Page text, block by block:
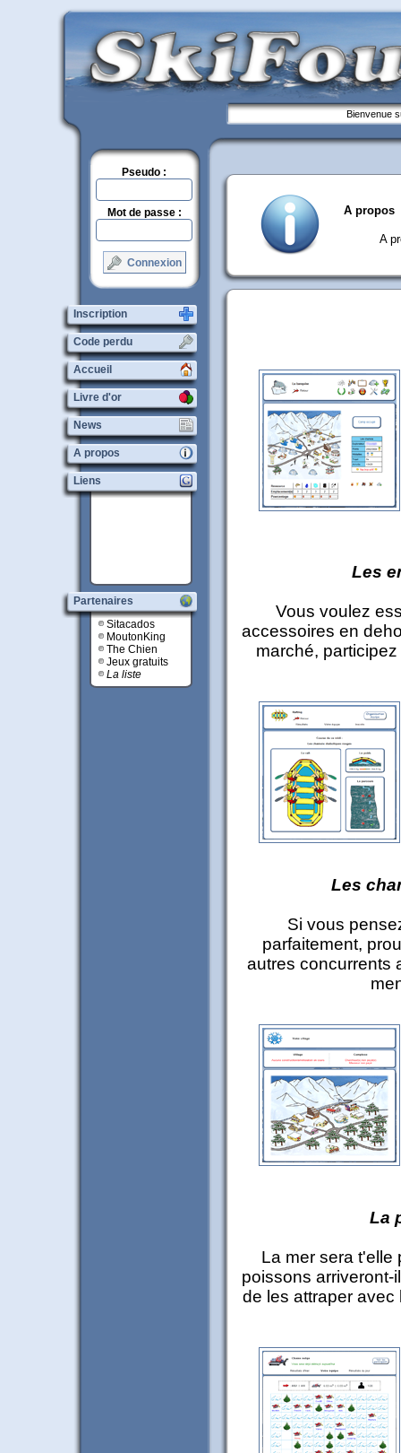
Bienvenue
A propos
A
Les
Vous voulez
accessoires en
marché,
Les
Si vous
parfaitement,
autres concurrents
La
La mer sera
poissons arriveront-
de les attraper
Pseudo :
Mot de passe :
Connexion
Inscription
Code perdu
Accueil
Livre d'or
News
A propos
Liens
Partenaires
Sitacados
MoutonKing
The Chien
Jeux gratuits
La liste